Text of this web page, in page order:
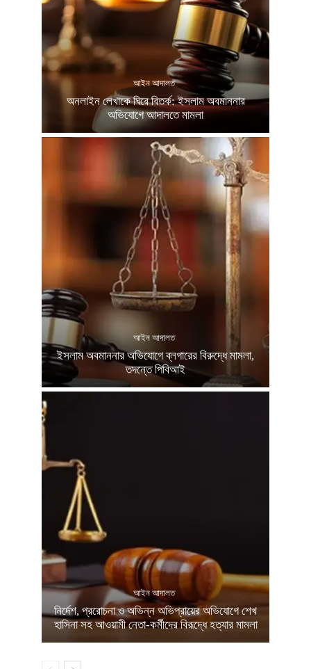
আইন আদালত
অনলাইন লেখাকে ঘিরে বিতর্ক: ইসলাম অবমাননার
অভিযোগে আদালতে মামলা
আইন আদালত
ইসলাম অবমাননার অভিযোগে ব্লগারের বিরুদ্ধে মামলা,
তদন্তে পিবিআই
আইন আদালত
নির্দেশ, প্ররোচনা ও অভিন্ন অভিপ্রায়ের অভিযোগে শেখ
হাসিনা সহ আওয়ামী নেতা-কর্মীদের বিরূদ্ধে হত্যার মামলা